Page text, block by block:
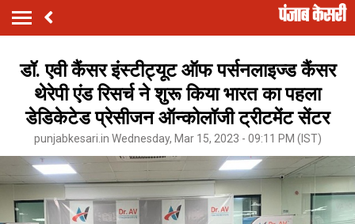
डॉ. एवी कैंसर इंस्टीट्यूट ऑफ पर्सनलाइज्ड कैंसर
थेरेपी एंड रिसर्च ने शुरू किया भारत का पहला
डेडिकेटेड प्रेसीजन ऑन्कोलॉजी ट्रीटमेंट सेंटर
punjabkesari.in Wednesday, Mar 15, 2023 - 09:11 PM (IST)